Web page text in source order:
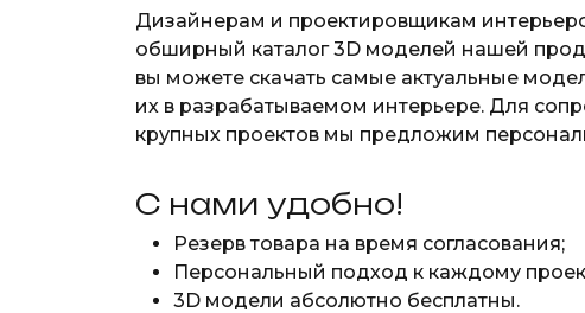
Дизайнерам и проектировщикам
обширный каталог 3D моделей нашей
вы можете скачать самые актуальные
их в разрабатываемом интерьере. Для
крупных проектов мы предложим
С нами удобно!
Резерв товара на время согласования;
Персональный подход к каждому
3D модели абсолютно бесплатны.